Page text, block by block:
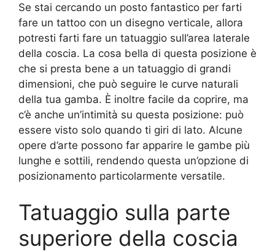
Se stai cercando un posto fantastico per farti
fare un tattoo con un disegno verticale, allora
potresti farti fare un tatuaggio sull’area laterale
della coscia. La cosa bella di questa posizione è
che si presta bene a un tatuaggio di grandi
dimensioni, che può seguire le curve naturali
della tua gamba. È inoltre facile da coprire, ma
c’è anche un’intimità su questa posizione: può
essere visto solo quando ti giri di lato. Alcune
opere d’arte possono far apparire le gambe più
lunghe e sottili, rendendo questa un’opzione di
posizionamento particolarmente versatile.
Tatuaggio sulla parte
superiore della coscia